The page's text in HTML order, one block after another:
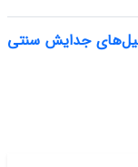
جدایش سنتی